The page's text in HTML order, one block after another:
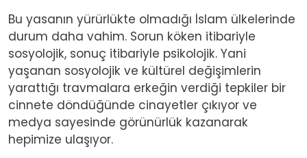
Bu yasanın yürürlükte olmadığı İslam ülkelerinde
durum daha vahim. Sorun köken itibariyle
sosyolojik, sonuç itibariyle psikolojik. Yani
yaşanan sosyolojik ve kültürel değişimlerin
yarattığı travmalara erkeğin verdiği tepkiler bir
cinnete döndüğünde cinayetler çıkıyor ve
medya sayesinde görünürlük kazanarak
hepimize ulaşıyor.